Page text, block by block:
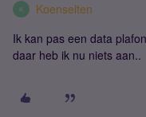
K Koenselten
Ik kan pas een data
daar heb ik nu niets aan..